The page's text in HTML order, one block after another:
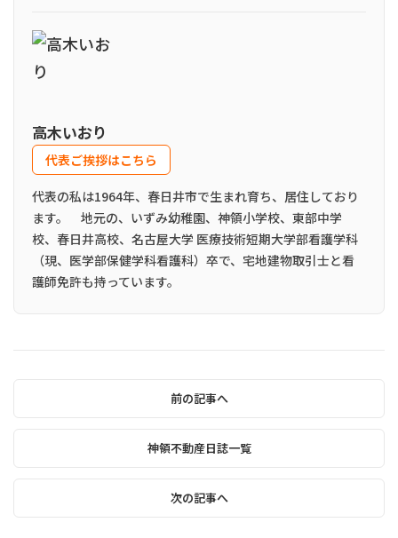
高木いおり
代表ご挨拶はこちら
代表の私は1964年、春日井市で生まれ育ち、居住しており
ます。 地元の、いずみ幼稚園、神領小学校、東部中学
校、春日井高校、名古屋大学 医療技術短期大学部看護学科
（現、医学部保健学科看護科）卒で、宅地建物取引士と看
護師免許も持っています。
前の記事へ
神領不動産日誌一覧
次の記事へ